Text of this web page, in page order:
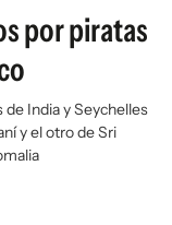
por piratas
India y Seychelles
y el otro de Sri